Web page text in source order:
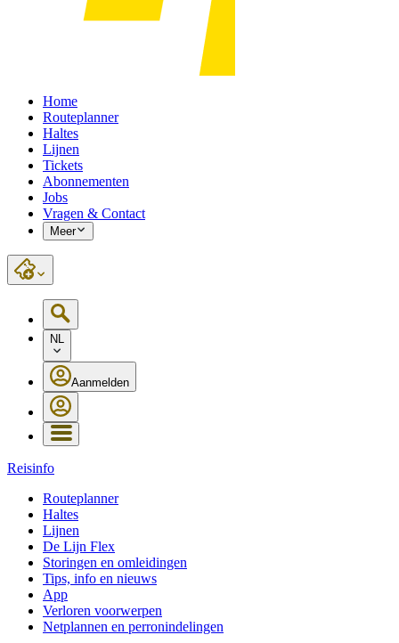
Home
Routeplanner
Haltes
Lijnen
Tickets
Abonnementen
Jobs
Vragen & Contact
Meer
NL
Aanmelden
Reisinfo
Routeplanner
Haltes
Lijnen
De Lijn Flex
Storingen en omleidingen
Tips, info en nieuws
App
Verloren voorwerpen
Netplannen en perronindelingen